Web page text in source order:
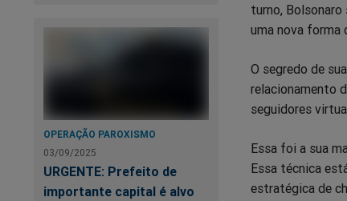
OPERAÇÃO PAROXISMO
03/09/2025
URGENTE: Prefeito de
importante capital é alvo
turno, Bolsonaro
uma nova forma
O segredo de
relacionamento
seguidores
Essa foi a sua
Essa técnica
estratégica de